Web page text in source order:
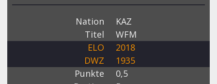
Nation
KAZ
Titel
WFM
ELO
2018
DWZ
1935
Punkte
0,5